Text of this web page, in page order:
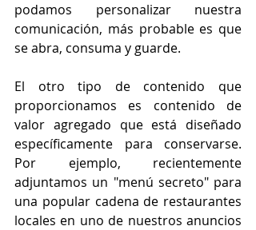
podamos personalizar nuestra
comunicación, más probable es que
se abra, consuma y guarde.
El otro tipo de contenido que
proporcionamos es contenido de
valor agregado que está diseñado
específicamente para conservarse.
Por ejemplo, recientemente
adjuntamos un "menú secreto" para
una popular cadena de restaurantes
locales en uno de nuestros anuncios